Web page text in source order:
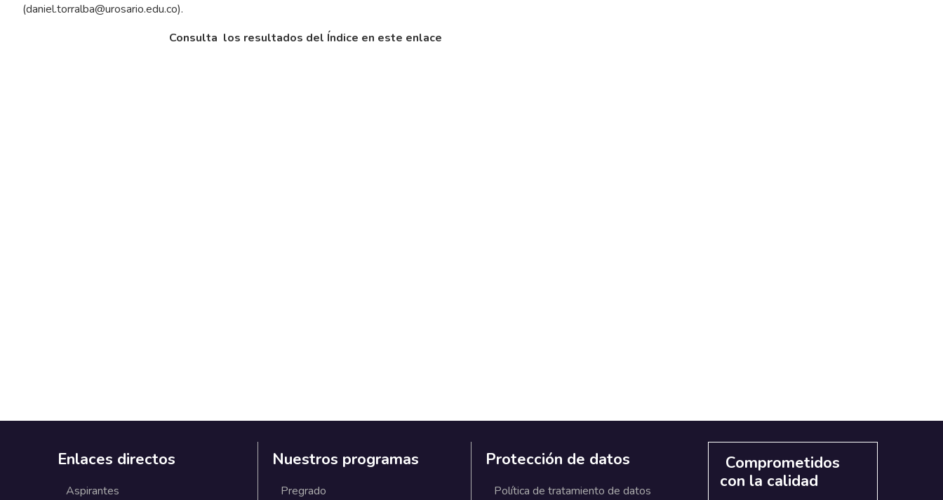
(daniel.torralba@urosario.edu.co).
Consulta los resultados del Índice en este enlace
Enlaces directos
Aspirantes
Nuestros programas
Pregrado
Protección de datos
Política de tratamiento de datos
Comprometidos
con la calidad